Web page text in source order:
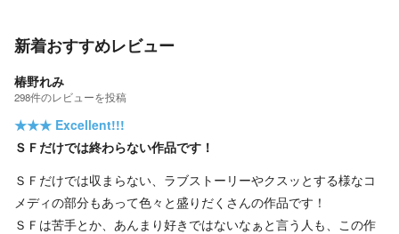
新着おすすめレビュー
椿野れみ
298件のレビューを投稿
★★★ Excellent!!!
ＳＦだけでは終わらない作品です！
ＳＦだけでは収まらない、ラブストーリーやクスッとする様なコ
メディの部分もあって色々と盛りだくさんの作品です！
ＳＦは苦手とか、あんまり好きではないなぁと言う人も、この作